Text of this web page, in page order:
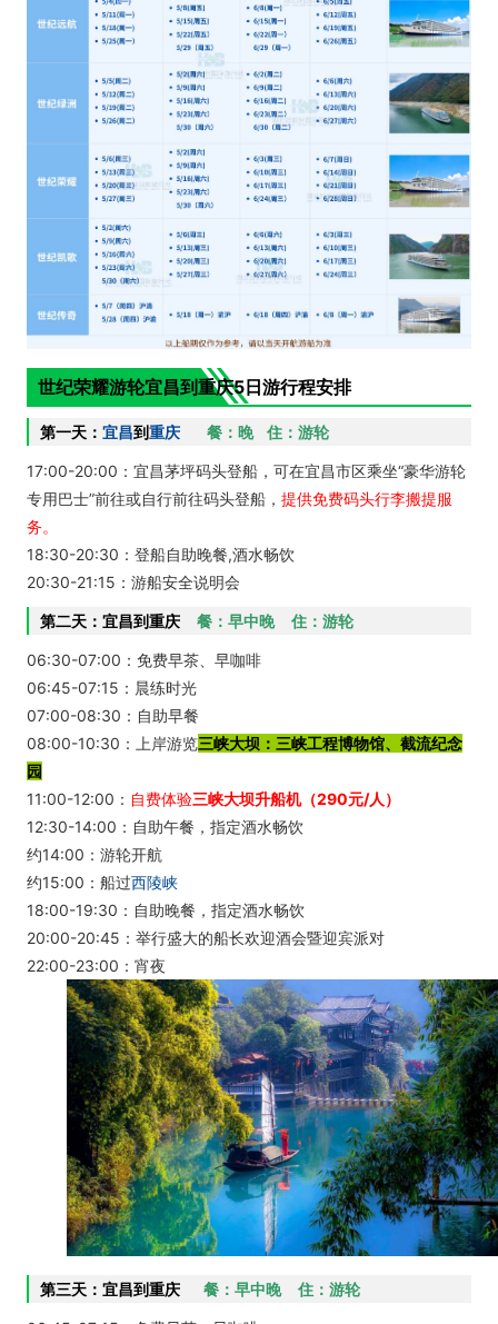
世纪荣耀游轮宜昌到重庆5日游行程安排
第一天： 宜昌到重庆 餐：晚 住：游轮
17:00-20:00：宜昌茅坪码头登船，可在宜昌市区乘坐“豪华游轮
专用巴士”前往或自行前往码头登船， 提供免费码头行李搬提服
务。
18:30-20:30：登船自助晚餐,酒水畅饮
20:30-21:15：游船安全说明会
第二天：宜昌到重庆 餐：早中晚 住：游轮
06:30-07:00：免费早茶、早咖啡
06:45-07:15：晨练时光
07:00-08:30：自助早餐
08:00-10:30：上岸游览三峡大坝：三峡工程博物馆、截流纪念
园
11:00-12:00： 自费体验三峡大坝升船机（290元/人）
12:30-14:00：自助午餐，指定酒水畅饮
约14:00：游轮开航
约15:00：船过西陵峡
18:00-19:30：自助晚餐，指定酒水畅饮
20:00-20:45：举行盛大的船长欢迎酒会暨迎宾派对
22:00-23:00：宵夜
第三天：宜昌到重庆 餐：早中晚 住：游轮